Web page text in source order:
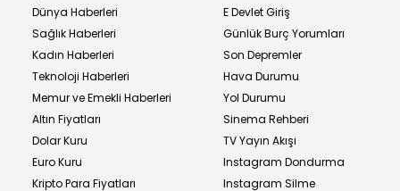
Dünya Haberleri
Sağlık Haberleri
Kadın Haberleri
Teknoloji Haberleri
Memur ve Emekli Haberleri
Altın Fiyatları
Dolar Kuru
Euro Kuru
Kripto Para Fiyatları
E Devlet Giriş
Günlük Burç Yorumları
Son Depremler
Hava Durumu
Yol Durumu
Sinema Rehberi
TV Yayın Akışı
Instagram Dondurma
Instagram Silme